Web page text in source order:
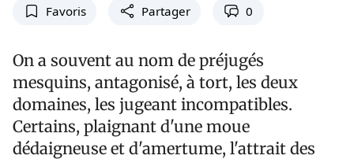
Favoris Partager 0
On a souvent au nom de préjugés
mesquins, antagonisé, à tort, les deux
domaines, les jugeant incompatibles.
Certains, plaignant d'une moue
dédaigneuse et d'amertume, l'attrait des